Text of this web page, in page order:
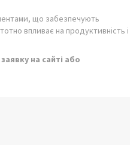
що забезпечують
впливає на продуктивність і
на сайті або